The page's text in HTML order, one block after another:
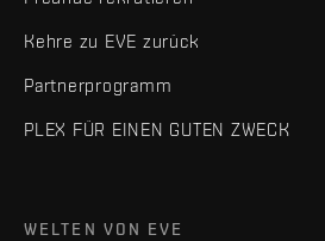
Kehre zu EVE zurück
Partnerprogramm
PLEX FÜR EINEN GUTEN ZWECK
WELTEN VON EVE